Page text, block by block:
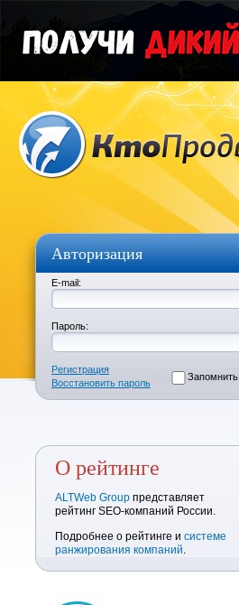
Авторизация
E-mail:
Пароль:
Регистрация
Восстановить пароль
Запомнить
О рейтинге
ALTWeb Group представляет
рейтинг SEO-компаний России.
Подробнее о рейтинге и системе
ранжирования компаний.